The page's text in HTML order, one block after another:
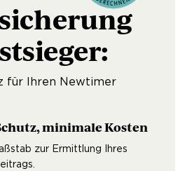
für Ihren Newtimer
minimale Kosten
zur Ermittlung Ihres